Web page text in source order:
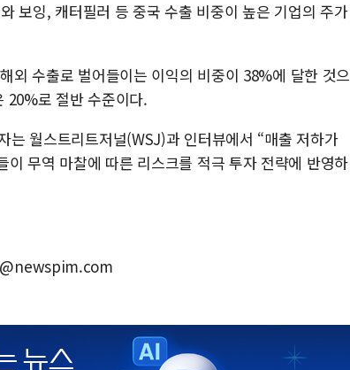
보잉, 캐터필러 등 중국 수출 비중이 높은 기업의 주가
외 수출로 벌어들이는 이익의 비중이 38%에 달한 것으
20%로 절반 수준이다.
는 월스트리트저널(WSJ)과 인터뷰에서 “매출 저하가
이 무역 마찰에 따른 리스크를 적극 투자 전략에 반영하